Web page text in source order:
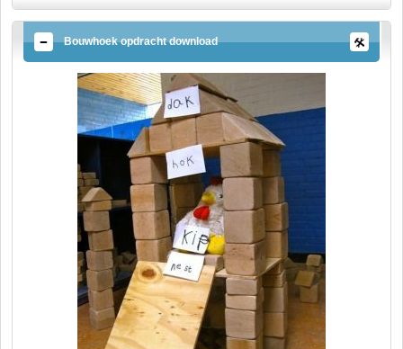
Bouwhoek opdracht download